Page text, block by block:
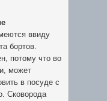
ввиду
бортов.
потому что во
может
в посуде с
Сковорода